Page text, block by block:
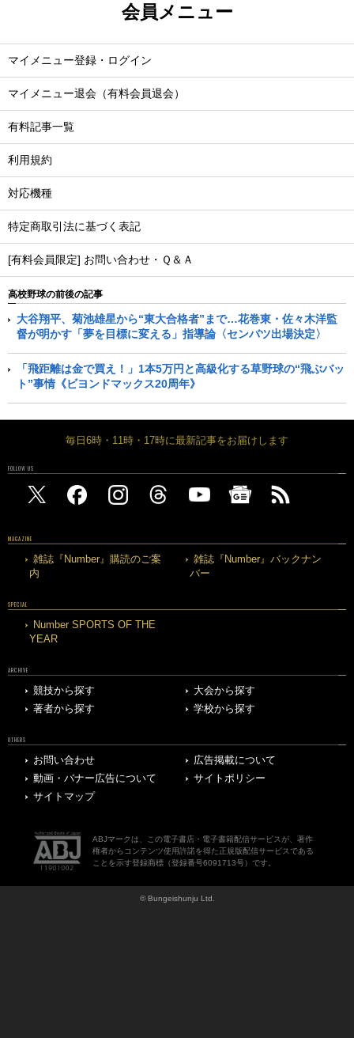
会員メニュー
マイメニュー登録・ログイン
マイメニュー退会（有料会員退会）
有料記事一覧
利用規約
対応機種
特定商取引法に基づく表記
[有料会員限定] お問い合わせ・Ｑ＆Ａ
高校野球の前後の記事
大谷翔平、菊池雄星から“東大合格者”まで…花巻東・佐々木洋監
督が明かす「夢を目標に変える」指導論〈センバツ出場決定〉
「飛距離は金で買え！」1本5万円と高級化する草野球の“飛ぶバッ
ト”事情《ビヨンドマックス20周年》
毎日6時・11時・17時に最新記事をお届けします
FOLLOW US
MAGAZINE
雑誌『Number』購読のご案
内
雑誌『Number』バックナン
バー
SPECIAL
Number SPORTS OF THE
YEAR
ARCHIVE
競技から探す
大会から探す
著者から探す
学校から探す
OTHERS
お問い合わせ
広告掲載について
動画・バナー広告について
サイトポリシー
サイトマップ
ABJマークは、この電子書店・電子書籍配信サービスが、著作
権者からコンテンツ使用許諾を得た正規版配信サービスである
ことを示す登録商標（登録番号6091713号）です。
© Bungeishunju Ltd.